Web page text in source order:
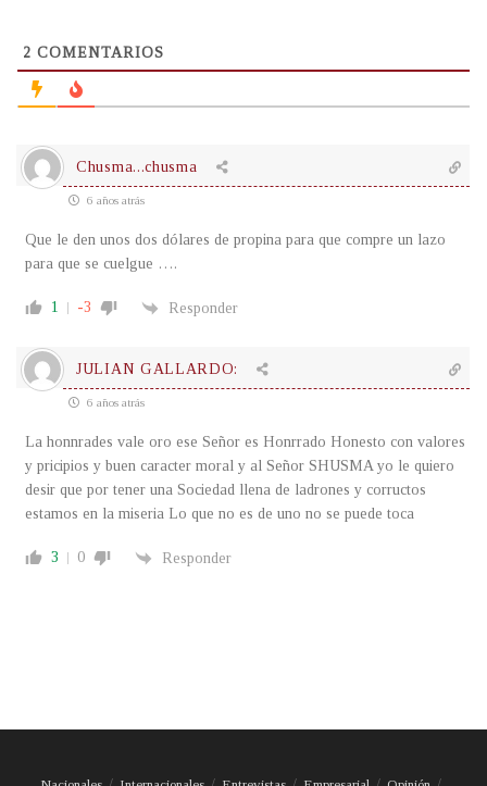
2 COMENTARIOS
Chusma...chusma
6 años atrás
Que le den unos dos dólares de propina para que compre un lazo
para que se cuelgue ….
1 -3 Responder
JULIAN GALLARDO:
6 años atrás
La honnrades vale oro ese Señor es Honrrado Honesto con valores
y pricipios y buen caracter moral y al Señor SHUSMA yo le quiero
desir que por tener una Sociedad llena de ladrones y corructos
estamos en la miseria Lo que no es de uno no se puede toca
3 0 Responder